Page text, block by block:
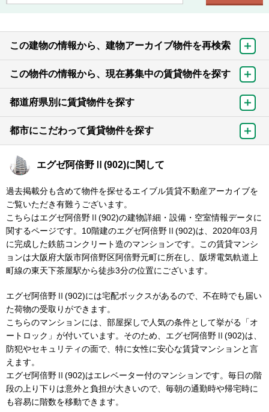
この建物の情報から、建物アーカイブ物件を再検索
この物件の情報から、現在募集中の賃貸物件を探す
都道府県別に賃貸物件を探す
都市にこだわって賃貸物件を探す
エグゼ阿倍野Ⅱ(902)に関して
過去掲載分も含めて物件を探せるエイブル賃貸不動産アーカイブを
ご覧いただき有難うございます。
こちらはエグゼ阿倍野Ⅱ(902)の建物詳細・設備・空室情報データに
関するページです。10階建のエグゼ阿倍野Ⅱ(902)は、2020年03月
に完成した鉄筋コンクリート造のマンションです。この賃貸マンシ
ョンは大阪府大阪市阿倍野区阿倍野元町に所在し、阪堺電気軌道上
町線の東天下茶屋駅から徒歩3分の位置にございます。
エグゼ阿倍野Ⅱ(902)には宅配ボックスがあるので、不在時でも届い
た荷物の受取りができます。
こちらのマンションには、部屋探しで人気の条件として挙がる「オ
ートロック」が付いています。そのため、エグゼ阿倍野Ⅱ(902)は、
防犯やセキュリティの面で、特に女性に安心な賃貸マンションと言
えます。
エグゼ阿倍野Ⅱ(902)はエレベーター付のマンションです。毎日の階
段の上り下りは意外と負担が大きいので、毎朝の通勤時や帰宅時に
も容易に階数を移動できます。